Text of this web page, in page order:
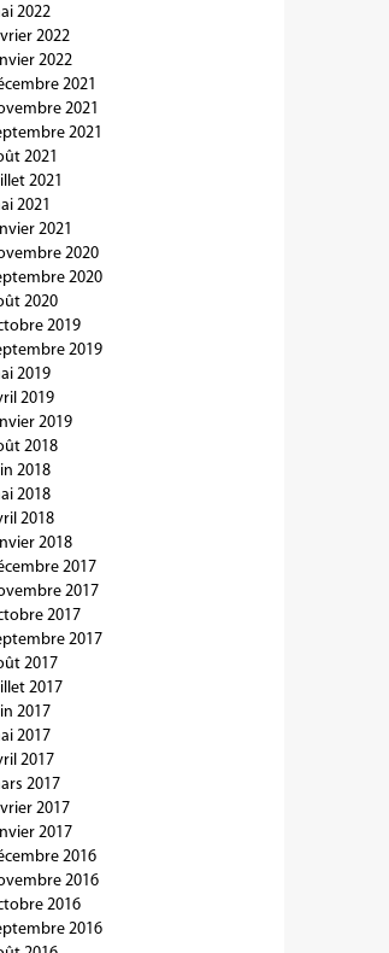
2022
2022
2022
2021
2021
2021
2021
2021
2021
2021
2020
2020
2020
2019
2019
2019
2019
2019
2018
2018
2018
2018
2018
2017
2017
2017
2017
2017
2017
2017
2017
2017
2017
2017
2017
2016
2016
2016
2016